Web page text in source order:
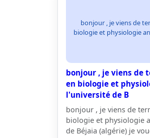
bonjour , je viens de
biologie et physiologie
bonjour , je viens de
en biologie et
l'université de B
bonjour , je viens de
biologie et physiologie
de Béjaia (algérie) je